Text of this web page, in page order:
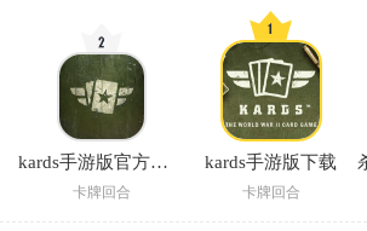
kards手游版官方下载渠道
卡牌回合
kards手游版下载
卡牌回合